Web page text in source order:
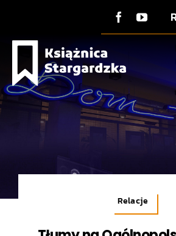
O Książnicy
Kontakt
Relacje